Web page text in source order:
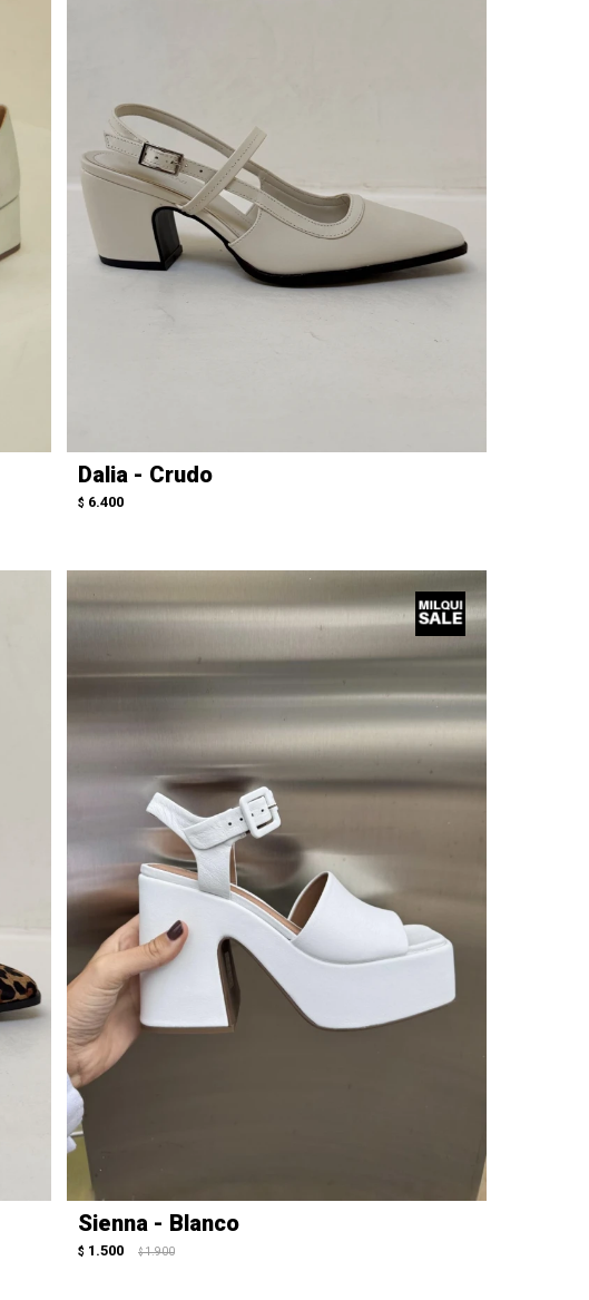
Dalia - Crudo
$ 6.400
Sienna - Blanco
$ 1.500 $ 1.900